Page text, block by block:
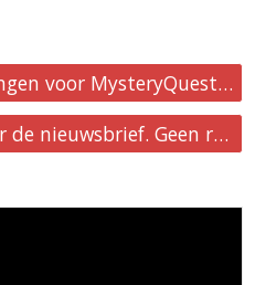
Bestel hier de oplossingen voor MysteryQuest 21 t/m 30
Schrijf je gratis in voor de nieuwsbrief. Geen reclames, geen verplichtingen.